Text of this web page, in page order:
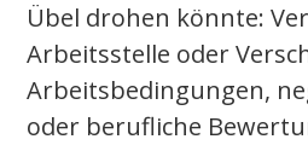
Übel drohen könnte:
Arbeitsstelle oder
Arbeitsbedingungen,
oder berufliche